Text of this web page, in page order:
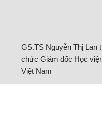
GS.TS Nguyễn Thị Lan
chức Giám đốc Học
Việt Nam